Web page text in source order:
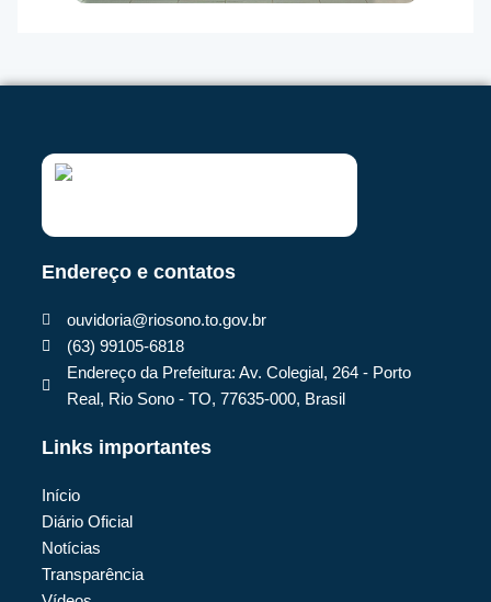
Endereço e contatos
ouvidoria@riosono.to.gov.br
(63) 99105-6818
Endereço da Prefeitura: Av. Colegial, 264 - Porto
Real, Rio Sono - TO, 77635-000, Brasil
Links importantes
Início
Diário Oficial
Notícias
Transparência